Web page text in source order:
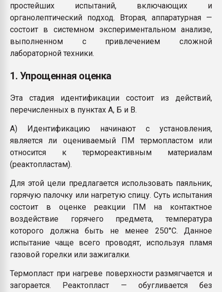
простейших испытаний, включающих и
органолептический подход. Вторая, аппаратурная —
состоит в системном экспериментальном анализе,
выполненном с привлечением сложной
лабораторной техники.
1. Упрощенная оценка
Эта стадия идентификации состоит из действий,
перечисленных в пунктах А, Б и В.
А) Идентификацию начинают с установления,
является ли оцениваемый ПМ термопластом или
относится к термореактивным материалам
(реактопластам).
Для этой цели предлагается использовать паяльник,
горячую палочку или нагретую спицу. Суть испытания
состоит в оценке реакции ПМ на контактное
воздействие горячего предмета, температура
которого должна быть не менее 250°С. Данное
испытание чаще всего проводят, используя пламя
газовой горелки или зажигалки.
Термопласт при нагреве поверхности размягчается и
загорается. Реактопласт — обугливается без